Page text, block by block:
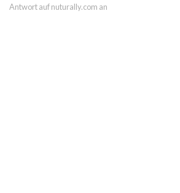
Antwort auf nuturally.com an